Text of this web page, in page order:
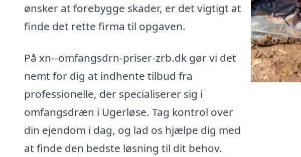
ønsker at forebygge skader, er det vigtigt at
finde det rette firma til opgaven.
På xn--omfangsdrn-priser-zrb.dk gør vi det
nemt for dig at indhente tilbud fra
professionelle, der specialiserer sig i
omfangsdræn i Ugerløse. Tag kontrol over
din ejendom i dag, og lad os hjælpe dig med
at finde den bedste løsning til dit behov.